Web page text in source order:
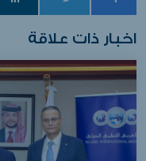
اخبار ذات علاقة